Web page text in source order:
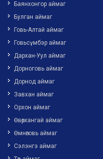
Баянхонгор аймаг
Булган аймаг
Говь-Алтай аймаг
Говьсүмбэр аймаг
Дархан-Уул аймаг
Дорноговь аймаг
Дорнод аймаг
Завхан аймаг
Орхон аймаг
Өвөрхангай аймаг
Өмнөговь аймаг
Сэлэнгэ аймаг